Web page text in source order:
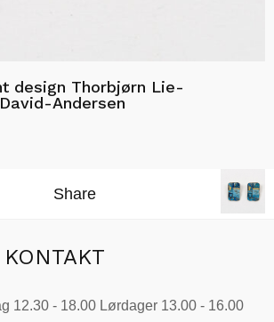
design Thorbjørn Lie-
Andersen
Share
12.30 - 18.00 Lørdager 13.00 - 16.00